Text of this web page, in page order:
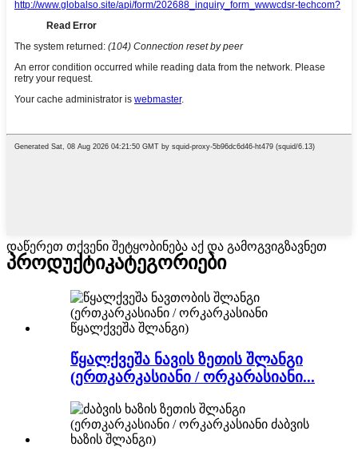
დაწერეთ თქვენი შეტყობინება აქ და გამოგვიგზავნეთ
პროდუქტიკატეგორიები
წყალქვეშა ნავის ზეთის შლანგი
(ერთკარკასიანი / ორკარასიანი...